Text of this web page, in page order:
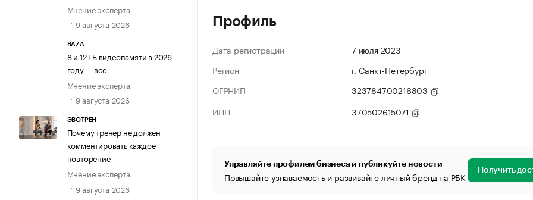
Мнение эксперта
9 августа 2026
BAZA
8 и 12 ГБ видеопамяти в 2026
году — все
Мнение эксперта
9 августа 2026
ЭВОТРЕН
Почему тренер не должен
комментировать каждое
повторение
Мнение эксперта
9 августа 2026
Профиль
Дата регистрации
7 июля 2023
Регион
г. Санкт-Петербург
ОГРНИП
323784700216803
ИНН
370502615071
Управляйте профилем бизнеса и публикуйте новости
Повышайте узнаваемость и развивайте личный бренд на РБК Получить